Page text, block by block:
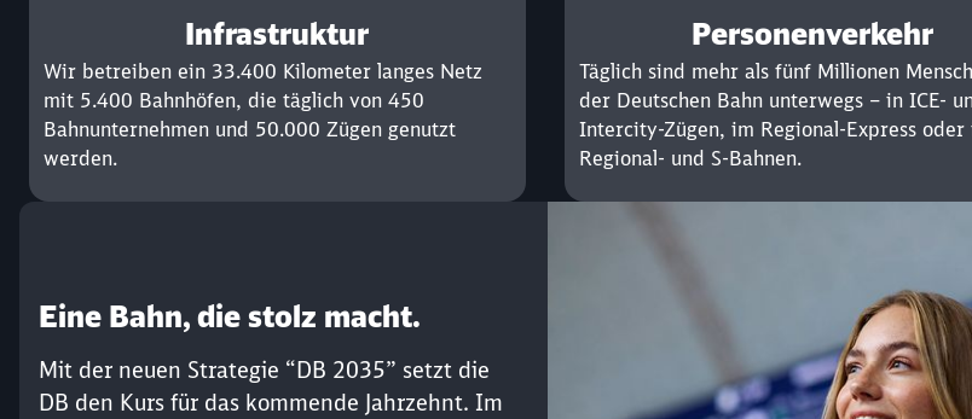
Infrastruktur
Wir betreiben ein 33.400 Kilometer langes Netz
mit 5.400 Bahnhöfen, die täglich von 450
Bahnunternehmen und 50.000 Zügen genutzt
werden.
Personenverkehr
Täglich sind mehr als fünf Millionen
der Deutschen Bahn unterwegs – in ICE-
Intercity-Zügen, im Regional-Express oder
Regional- und S-Bahnen.
Eine Bahn, die stolz macht.
Mit der neuen Strategie “DB 2035” setzt die
DB den Kurs für das kommende Jahrzehnt. Im